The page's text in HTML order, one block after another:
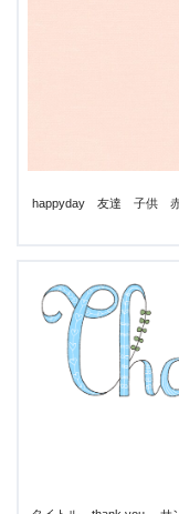
happyday 友達 子供 赤